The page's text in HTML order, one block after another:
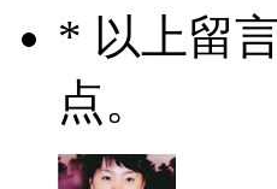
* 以上留
点。